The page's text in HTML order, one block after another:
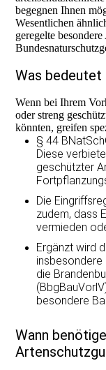
begegnen Ihnen
Wesentlichen
geregelte
Was bedeutet
Wenn bei Ihrem
oder streng
könnten, greifen
§ 44
Diese
geschützter
Die
zudem, dass
vermieden
Ergänzt wird
insbesondere
die
besondere
Wann